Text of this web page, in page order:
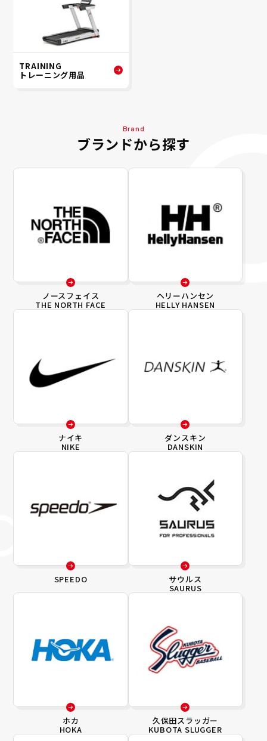
TRAINING
トレーニング用品
Brand
ブランドから探す
ノースフェイス
THE NORTH FACE
ヘリーハンセン
HELLY HANSEN
ナイキ
NIKE
ダンスキン
DANSKIN
SPEEDO サウルス
SAURUS
ホカ
HOKA
久保田スラッガー
KUBOTA SLUGGER